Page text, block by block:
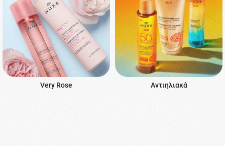
Very Rose Αντιηλιακά